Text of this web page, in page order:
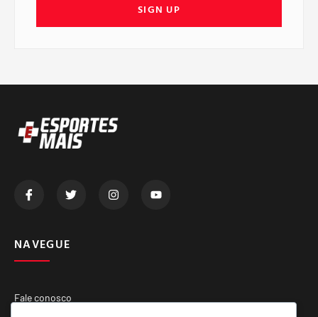
SIGN UP
NAVEGUE
Fale conosco